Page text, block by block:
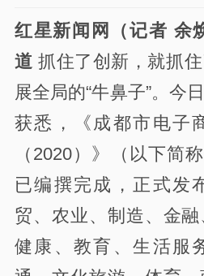
红星新闻网（记者 余
道 抓住了创新，就抓
展全局的“牛鼻子”。今
获悉，《成都市电子
（2020）》（以下简
已编撰完成，正式发
贸、农业、制造、金
健康、教育、生活服